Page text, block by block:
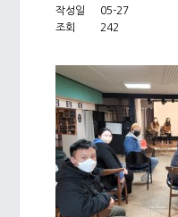
작성일
05-27
조회
242